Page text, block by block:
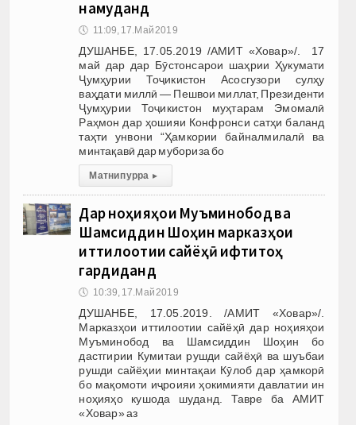
намуданд
🕔 11:09, 17.Май 2019
ДУШАНБЕ, 17.05.2019 /АМИТ «Ховар»/. 17
май дар дар Бӯстонсарои шаҳрии Ҳукумати
Ҷумҳурии Тоҷикистон Асосгузори сулҳу
ваҳдати миллӣ — Пешвои миллат, Президенти
Ҷумҳурии Тоҷикистон муҳтарам Эмомалӣ
Раҳмон дар ҳошияи Конфронси сатҳи баланд
таҳти унвони “Ҳамкории байналмилалӣ ва
минтақавӣ дар мубориза бо
Матни пурра ▸
Дар ноҳияҳои Муъминобод ва
Шамсиддин Шоҳин марказҳои
иттилоотии сайёҳӣ ифтитоҳ
гардиданд
🕔 10:39, 17.Май 2019
ДУШАНБЕ, 17.05.2019. /АМИТ «Ховар»/.
Марказҳои иттилоотии сайёҳӣ дар ноҳияҳои
Муъминобод ва Шамсиддин Шоҳин бо
дастгирии Кумитаи рушди сайёҳӣ ва шуъбаи
рушди сайёҳии минтақаи Кӯлоб дар ҳамкорӣ
бо мақомоти иҷроияи ҳокимияти давлатии ин
ноҳияҳо кушода шуданд. Тавре ба АМИТ
«Ховар» аз